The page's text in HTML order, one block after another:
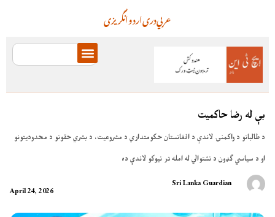
انگریزیاردودریعربي
بې له رضا حاکميت
د طالبانو د واکمنۍ لاندې د افغانستان حکومتداري د مشروعیت، د بشري حقونو د محدودیتونو
او د سیاسي ګډون د نشتوالي له امله تر نیوکو لاندې ده
April 24, 2026
Sri Lanka Guardian